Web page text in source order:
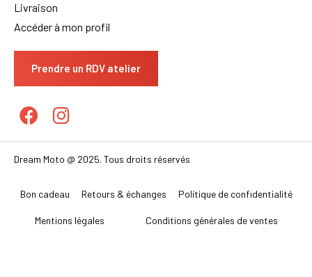
Livraison
Accéder à mon profil
Prendre un RDV atelier
Dream Moto @ 2025. Tous droits réservés
Bon cadeau Retours & échanges Politique de confidentialité
Mentions légales Conditions générales de ventes